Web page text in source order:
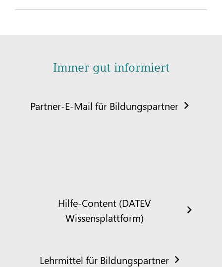
Immer gut informiert
Partner-E-Mail für Bildungspartner
Hilfe-Content (DATEV
Wissensplattform)
Lehrmittel für Bildungspartner